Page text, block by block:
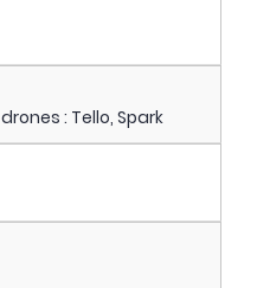
: Tello, Spark